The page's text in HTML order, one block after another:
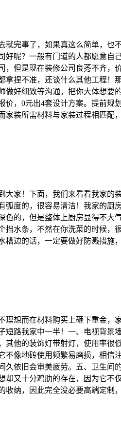
完事了，如果真这么简单，
呢？一般有门道的人都愿意
但是现在装修公司良莠不齐
捏不准，还谈什么其他工程
好细致等沟通，把你大体想
，0元出4套设计方案。提前
装所需材料与家装过程相匹
家！下面，我们来看看我家
度的，很容易清洁！我家的
的，但是整体上厨房显得不
水条，不然在你洗菜的时候
边的话，一定要做好防溅措
想而在材料购买上砸下重金
路我家中一半！一、电视背
他的装饰灯带射灯，使用率很
像地砖使用频繁易磨损，相
依旧会审美疲劳。五、卫生间
又十分鸡肋的存在，因为它
纳，因此完全没必要高端定